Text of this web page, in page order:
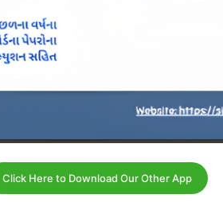
Click Here to Download Our Other App